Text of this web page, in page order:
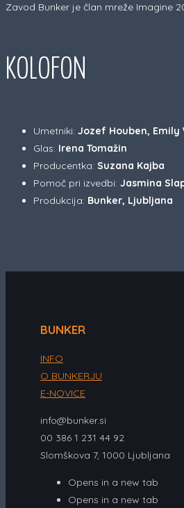
Zavod Bunker je član mreže Imagine
KOLOFON
Umetniki: Jozef Houben, Emily
Glas: Irena Tomažin
Producentka: Suzana Kajba
Pomoč pri izvedbi: Jasmina
Produkcija: Bunker, Ljubljana
BUNKER
INFO
O BUNKERJU
E-NOVICE
info@bunker.si
00 386 1 231 44 92
Slomškova 7, 1000 Ljubljana
Opens in a new tab
Opens in a new tab